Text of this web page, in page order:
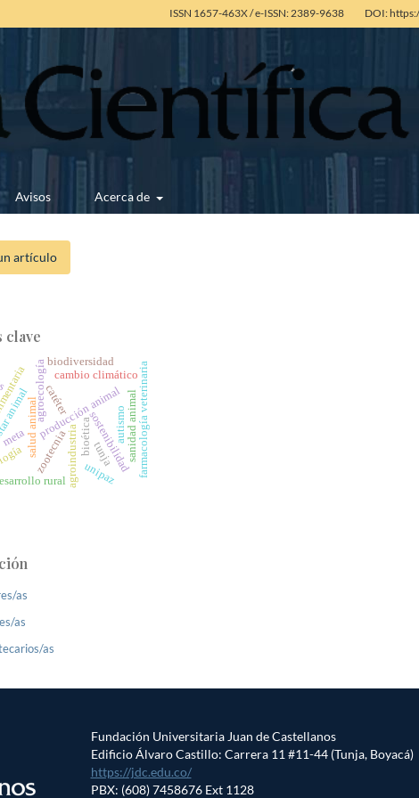
ISSN 1657-463X / e-ISSN: 2389-9638 DOI:
Avisos Acerca de
artículo
clave
salud animalproducción animal
zootecniaagroindustria
agroecología
rural
sostenibilidad
cambio climático
sanidad animalfarmacología veterinaria
biodiversidad
bioética
meta
tunja
unipaz
autismo
catéter
as
as
as
Fundación Universitaria Juan de Castellanos
Edificio Álvaro Castillo: Carrera 11 #11-44 (Tunja, Boyacá)
https://jdc.edu.co/
PBX: (608) 7458676 Ext 1128